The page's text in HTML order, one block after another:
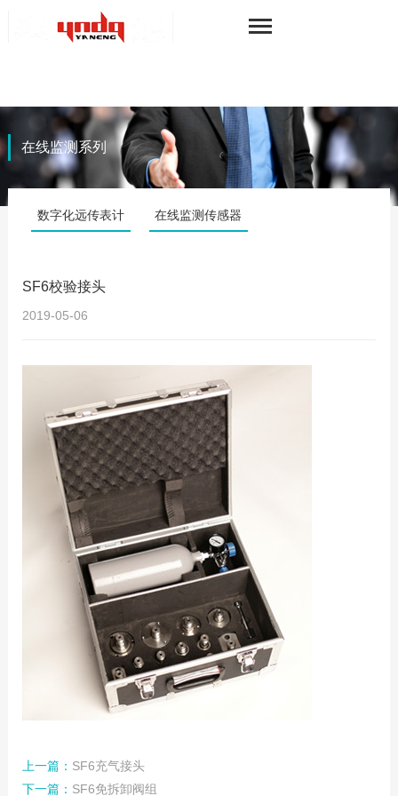
在线监测系列
数字化远传表计 在线监测传感器
SF6校验接头
2019-05-06
上一篇： SF6充气接头
下一篇： SF6免拆卸阀组